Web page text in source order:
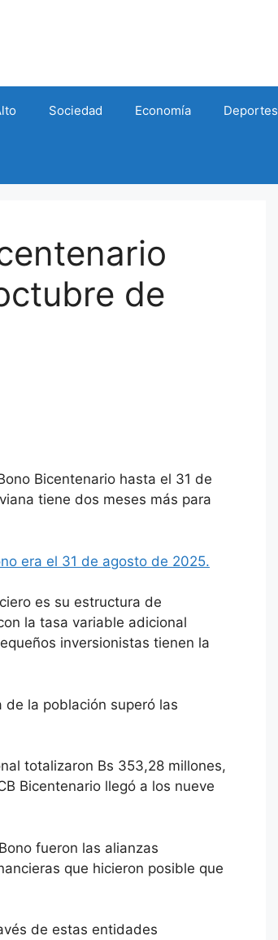
Sociedad Economía Deportes
de
Bicentenario hasta el 31 de
tiene dos meses más para
era el 31 de agosto de 2025.
es su estructura de
la tasa variable adicional
inversionistas tienen la
de la población superó las
totalizaron Bs 353,28 millones,
Bicentenario llegó a los nueve
fueron las alianzas
que hicieron posible que
de estas entidades